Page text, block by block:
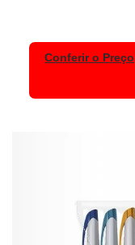
Conferir o Preço